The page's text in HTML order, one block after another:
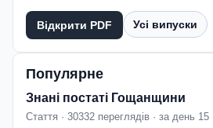
Відкрити PDF Усі випуски
Популярне
Знані постаті Гощанщини
Стаття · 30332 переглядів · за день 15